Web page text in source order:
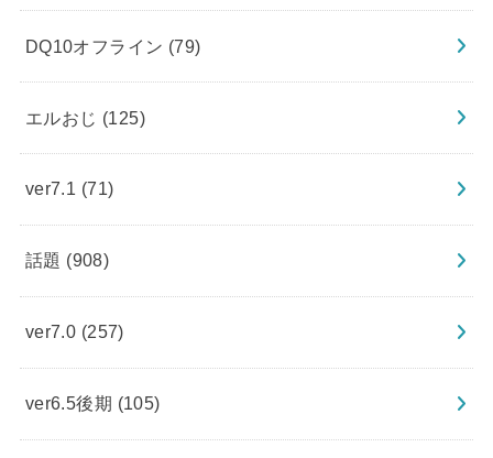
DQ10オフライン (79)
エルおじ (125)
ver7.1 (71)
話題 (908)
ver7.0 (257)
ver6.5後期 (105)